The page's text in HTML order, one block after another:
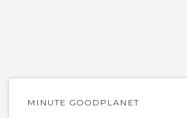
MINUTE GOODPLANET
Lire